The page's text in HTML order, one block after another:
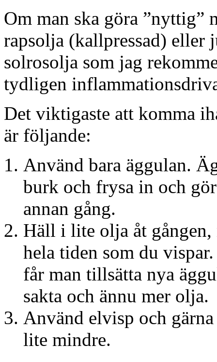
Om man ska göra ”nyttig”
rapsolja (kallpressad)
solrosolja som jag
tydligen
Det viktigaste att komma
är följande:
Använd bara äggulan.
burk och frysa in och
annan gång.
Häll i lite olja åt gången,
hela tiden som du
får man tillsätta nya
sakta och ännu mer olja.
Använd elvisp och
lite mindre.